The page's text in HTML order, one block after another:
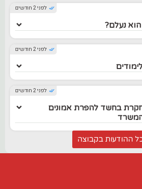
לפני 2 חודשים
נעלם?
לפני 2 חודשים
לפני 2 חודשים
בחשד להפרת אמונים
ההודעות בקבוצה